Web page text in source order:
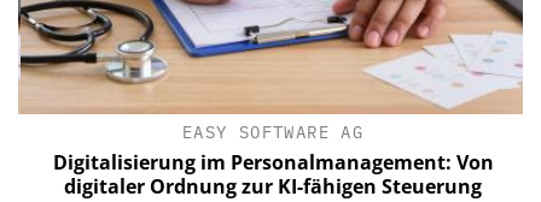
EASY SOFTWARE AG
Digitalisierung im Personalmanagement: Von
digitaler Ordnung zur KI-fähigen Steuerung